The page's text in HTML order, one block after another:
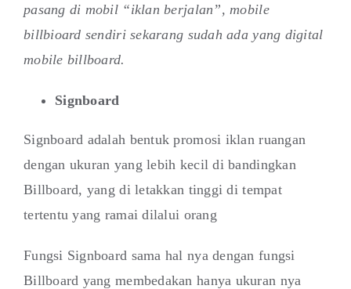
pasang di mobil “iklan berjalan”, mobile
billbioard sendiri sekarang sudah ada yang digital
mobile billboard.
Signboard
Signboard adalah bentuk promosi iklan ruangan
dengan ukuran yang lebih kecil di bandingkan
Billboard, yang di letakkan tinggi di tempat
tertentu yang ramai dilalui orang
Fungsi Signboard sama hal nya dengan fungsi
Billboard yang membedakan hanya ukuran nya